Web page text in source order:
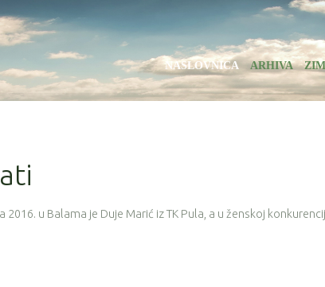
NASLOVNICA ARHIVA
u Balama je Duje Marić iz TK Pula, a u ženskoj